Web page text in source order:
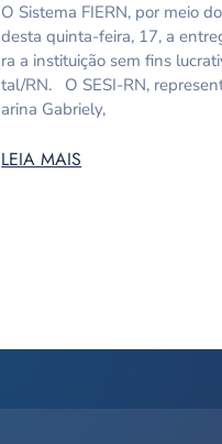
O Sistema FIERN, por meio
desta quinta-feira, 17, a
ra a instituição sem fins
tal/RN. O SESI-RN,
arina Gabriely,
LEIA MAIS